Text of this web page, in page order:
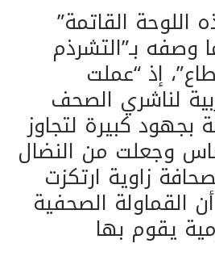
القاتمة”
بـ”التشرذم
إذ “عملت
لناشري الصحف
الـ 21 سنة بجهود كبيرة لتجاوز
وجعلت من النضال
زاوية ارتكزت
القماولة الصحفية
يقوم بها